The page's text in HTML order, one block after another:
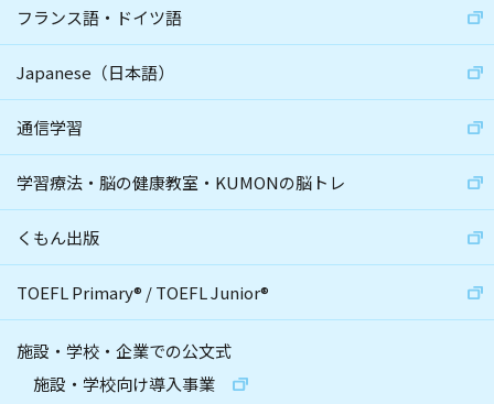
フランス語・ドイツ語
Japanese（日本語）
通信学習
学習療法・脳の健康教室・KUMONの脳トレ
くもん出版
TOEFL Primary® /TOEFL Junior®
施設・学校・企業での公文式
施設・学校向け導入事業